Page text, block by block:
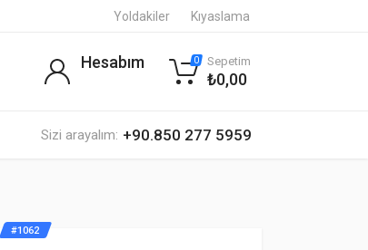
Yoldakiler Kıyaslama
Sizi arayalım: +90.850 277 5959
Hesabım 0 Sepetim
₺0,00
#1062